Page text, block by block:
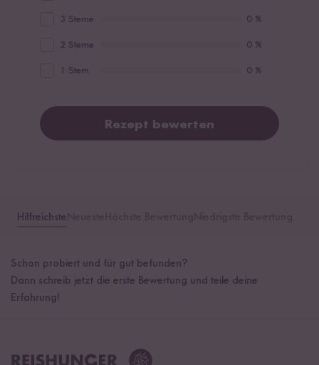
3 Sterne 0 %
2 Sterne 0 %
1 Stern 0 %
Rezept bewerten
Hilfreichste
Schon probiert und für gut befunden?
Dann schreib jetzt die erste Bewertung und teile deine
Erfahrung!